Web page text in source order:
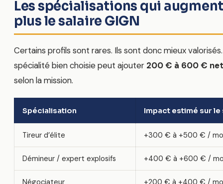
Les spécialisations qui
plus le salaire GIGN
Certains profils sont rares. Ils sont donc mieux
spécialité bien choisie peut ajouter 200 € à 600 €
selon la mission.
Spécialisation Impact estimé sur le
Tireur d’élite +300 € à +500 € /
Démineur / expert explosifs +400 € à +600 € /
Négociateur +200 € à +400 € /